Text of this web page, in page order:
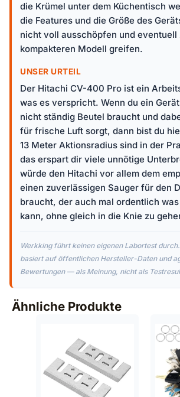
die Krümel unter dem Küchentisch
die Features und die Größe des
nicht voll ausschöpfen und eventuell
kompakteren Modell greifen.
UNSER URTEIL
Der Hitachi CV-400 Pro ist ein
was es verspricht. Wenn du ein
nicht ständig Beutel braucht und
für frische Luft sorgt, dann bist du
13 Meter Aktionsradius sind in der
das erspart dir viele unnötige
würde den Hitachi vor allem dem
einen zuverlässigen Sauger für den
braucht, der auch mal ordentlich
kann, ohne gleich in die Knie zu
Werkking führt keinen eigenen Labortest
basiert auf öffentlichen Hersteller-Daten und
Bewertungen — als Meinung, nicht als
Ähnliche Produkte